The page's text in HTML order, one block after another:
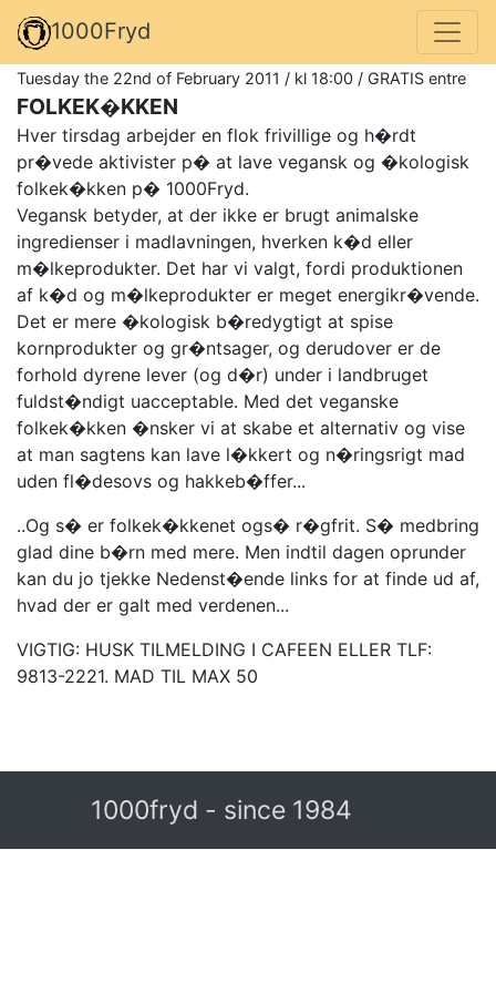
1000Fryd
Tuesday the 22nd of February 2011 / kl 18:00 / GRATIS entre
FOLKEK�KKEN
Hver tirsdag arbejder en flok frivillige og h�rdt
pr�vede aktivister p� at lave vegansk og �kologisk
folkek�kken p� 1000Fryd.
Vegansk betyder, at der ikke er brugt animalske
ingredienser i madlavningen, hverken k�d eller
m�lkeprodukter. Det har vi valgt, fordi produktionen
af k�d og m�lkeprodukter er meget energikr�vende.
Det er mere �kologisk b�redygtigt at spise
kornprodukter og gr�ntsager, og derudover er de
forhold dyrene lever (og d�r) under i landbruget
fuldst�ndigt uacceptable. Med det veganske
folkek�kken �nsker vi at skabe et alternativ og vise
at man sagtens kan lave l�kkert og n�ringsrigt mad
uden fl�desovs og hakkeb�ffer...
..Og s� er folkek�kkenet ogs� r�gfrit. S� medbring
glad dine b�rn med mere. Men indtil dagen oprunder
kan du jo tjekke Nedenst�ende links for at finde ud af,
hvad der er galt med verdenen...
VIGTIG: HUSK TILMELDING I CAFEEN ELLER TLF:
9813-2221. MAD TIL MAX 50
1000fryd - since 1984